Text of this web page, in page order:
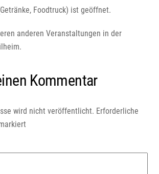
Foodtruck) ist geöffnet.
anderen Veranstaltungen in der
Kommentar
wird nicht veröffentlicht. Erforderliche